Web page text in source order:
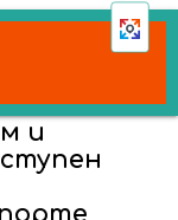
и